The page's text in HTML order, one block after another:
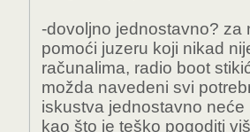
-dovoljno jednostavno? za
pomoći juzeru koji nikad
računalima, radio boot
možda navedeni svi
iskustva jednostavno
kao što je teško pogoditi